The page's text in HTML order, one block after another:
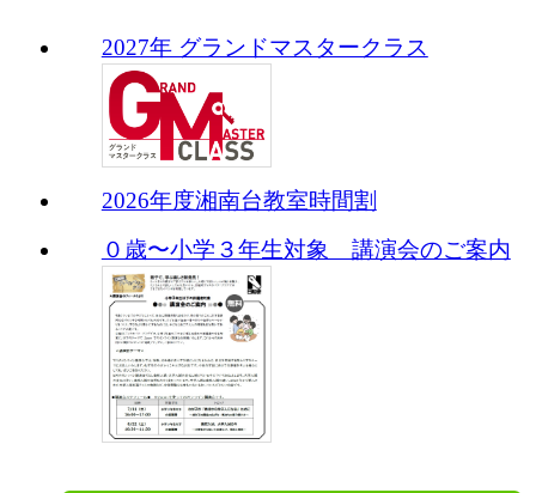
2027年 グランドマスタークラス
2026年度湘南台教室時間割
０歳〜小学３年生対象 講演会のご案内